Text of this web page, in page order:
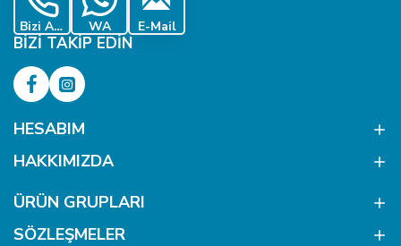
Bizi Ara WA E-Mail
BIZI TAKIP EDIN
HESABIM
HAKKIMIZDA
ÜRÜN GRUPLARI
SÖZLEŞMELER